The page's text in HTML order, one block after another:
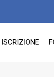
ISCRIZIONE